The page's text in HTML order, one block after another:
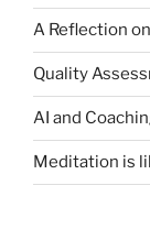
A Reflection
Quality
AI and
Meditation is